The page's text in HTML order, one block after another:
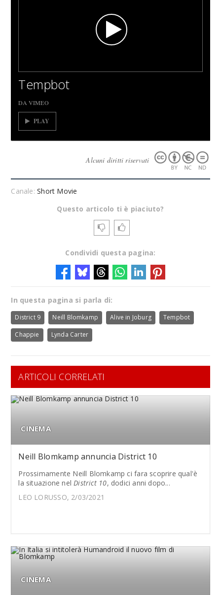
Tempbot
DA VIMEO
PLAY
Alcuni diritti riservati
Canale:Short Movie
Questo articolo ti è piaciuto?
Condividi questa pagina:
In questa pagina si parla di:
District 9 Neill Blomkamp Alive in Joburg Tempbot
Chappie Lynda Carter
ARTICOLI CORRELATI
CINEMA
Neill Blomkamp annuncia District 10
Prossimamente Neill Blomkamp ci fara scoprire qual'è
la situazione nelDistrict 10, dodici anni dopo...
LEO LORUSSO, 2/03/2021
CINEMA